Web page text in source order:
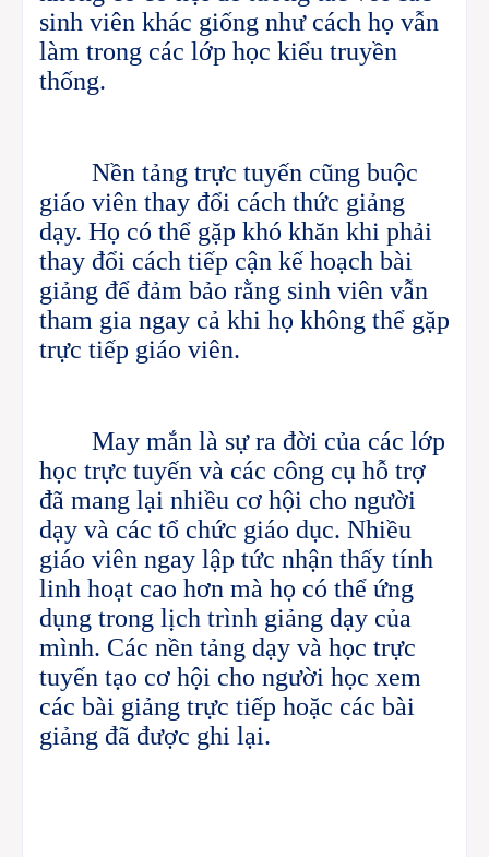
sinh viên khác giống như cách họ vẫn
làm trong các lớp học kiểu truyền
thống.
Nền tảng trực tuyến cũng buộc
giáo viên thay đổi cách thức giảng
dạy. Họ có thể gặp khó khăn khi phải
thay đổi cách tiếp cận kế hoạch bài
giảng để đảm bảo rằng sinh viên vẫn
tham gia ngay cả khi họ không thể gặp
trực tiếp giáo viên.
May mắn là sự ra đời của các lớp
học trực tuyến và các công cụ hỗ trợ
đã mang lại nhiều cơ hội cho người
dạy và các tổ chức giáo dục. Nhiều
giáo viên ngay lập tức nhận thấy tính
linh hoạt cao hơn mà họ có thể ứng
dụng trong lịch trình giảng dạy của
mình. Các nền tảng dạy và học trực
tuyến tạo cơ hội cho người học xem
các bài giảng trực tiếp hoặc các bài
giảng đã được ghi lại.